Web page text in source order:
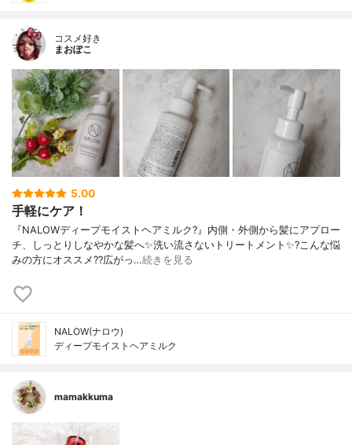
コスメ好き
まおぽこ
5.00
手軽にケア！
『NALOWディープモイストヘアミルク?』内側・外側から髪にアプロー
チ、しっとりしなやかな髪へ✨洗い流さないトリートメント✨?こんな悩
みの方にオススメ??広がっ…続きを見る
NALOW(ナロウ)
ディープモイストヘアミルク
mamakkuma